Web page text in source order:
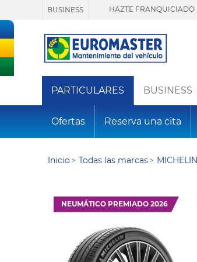
BUSINESS HAZTE FRANQUICIADO
PARTICULARES BUSINESS
Ofertas Reserva una cita
Inicio Todas las marcas MICHELIN
NEUMÁTICO PREMIADO 2026